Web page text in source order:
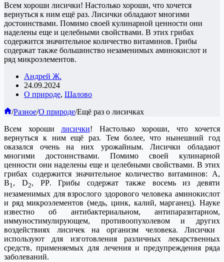
Всем хороши лисички! Настолько хороши, что хочется
вернуться к ним ещё раз. Лисички обладают многими
достоинствами. Помимо своей кулинарной ценности они
наделены еще и целебными свойствами. В этих грибах
содержится значительное количество витаминов. Грибы
содержат также большинство незаменимых аминокислот и
ряд микроэлементов.
Андрей Ж.
24.09.2024
О природе, Шалово
Главная
/Разное/О природе/Ещё раз о лисичках
Всем хороши лисички! Настолько хороши, что хочется
вернуться к ним ещё раз. Тем более, что нынешний год
оказался очень на них урожайным. Лисички обладают
многими достоинствами. Помимо своей кулинарной
ценности они наделены еще и целебными свойствами. В этих
грибах содержится значительное количество витаминов: А,
В1, D2, PP.Грибы содержат также восемьиз девяти
незаменимых для взрослого здорового человека аминокислот
и рядмикроэлементов (медь, цинк, калий, марганец).Науке
известно об антибактериальном, антипаразитарном,
иммуностимулирующем, противоопухолевоми других
воздействиях лисичек на организм человека. Лисички
используют для изготовления различных лекарственных
средств,применяемых для лечения и предупреждения ряда
заболеваний.